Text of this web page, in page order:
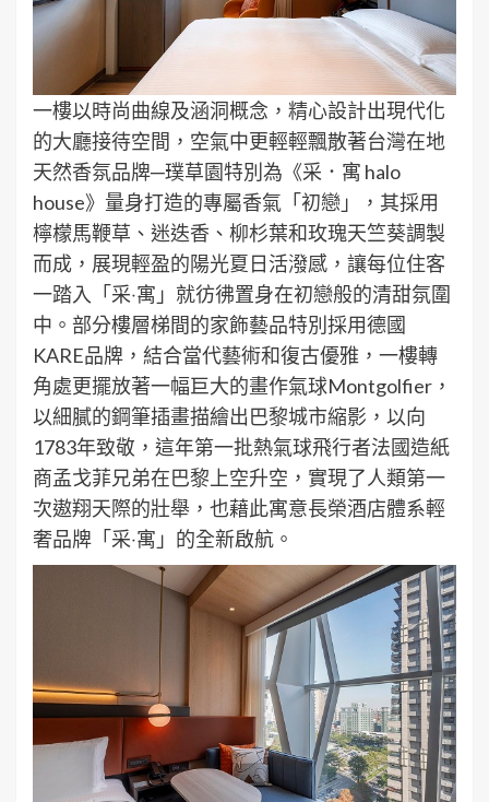
一樓以時尚曲線及涵洞概念，精心設計出現代化
的大廳接待空間，空氣中更輕輕飄散著台灣在地
天然香氛品牌─璞草園特別為《采．寓 halo
house》量身打造的專屬香氣「初戀」，其採用
檸檬馬鞭草、迷迭香、柳杉葉和玫瑰天竺葵調製
而成，展現輕盈的陽光夏日活潑感，讓每位住客
一踏入「采‧寓」就彷彿置身在初戀般的清甜氛圍
中。部分樓層梯間的家飾藝品特別採用德國
KARE品牌，結合當代藝術和復古優雅，一樓轉
角處更擺放著一幅巨大的畫作氣球Montgolfier，
以細膩的鋼筆插畫描繪出巴黎城市縮影，以向
1783年致敬，這年第一批熱氣球飛行者法國造紙
商孟戈菲兄弟在巴黎上空升空，實現了人類第一
次遨翔天際的壯舉，也藉此寓意長榮酒店體系輕
奢品牌「采‧寓」的全新啟航。